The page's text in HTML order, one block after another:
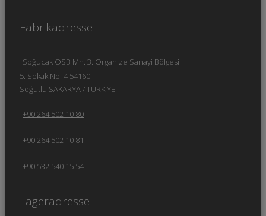
Fabrikadresse
Soğucak OSB Mh. 3. Organize Sanayi Bölgesi
5. Sokak No: 4 54160
Söğütlü SAKARYA / TURKİYE
+90 264 502 10 80
+90 264 502 10 81
+90 532 540 15 54
Lageradresse